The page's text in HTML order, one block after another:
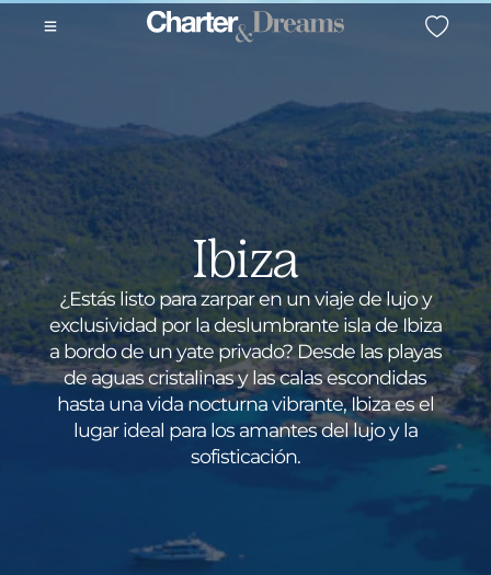
Ibiza
¿Estás listo para zarpar en un viaje de lujo y
exclusividad por la deslumbrante isla de Ibiza
a bordo de un yate privado? Desde las playas
de aguas cristalinas y las calas escondidas
hasta una vida nocturna vibrante, Ibiza es el
lugar ideal para los amantes del lujo y la
sofisticación.